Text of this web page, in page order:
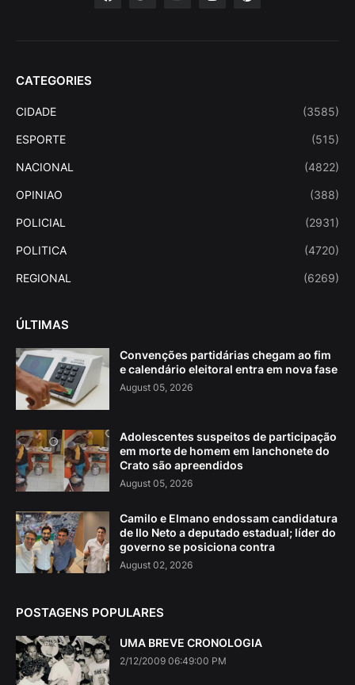
CATEGORIES
CIDADE (3585)
ESPORTE (515)
NACIONAL (4822)
OPINIAO (388)
POLICIAL (2931)
POLITICA (4720)
REGIONAL (6269)
ÚLTIMAS
Convenções partidárias chegam ao fim
e calendário eleitoral entra em nova fase
August 05, 2026
Adolescentes suspeitos de participação
em morte de homem em lanchonete do
Crato são apreendidos
August 05, 2026
Camilo e Elmano endossam candidatura
de Ilo Neto a deputado estadual; líder do
governo se posiciona contra
August 02, 2026
POSTAGENS POPULARES
UMA BREVE CRONOLOGIA
2/12/2009 06:49:00 PM